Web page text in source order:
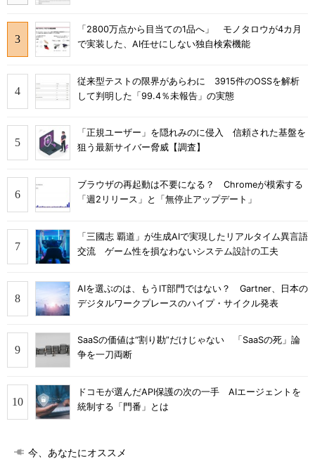
「2800万点から目当ての1品へ」 モノタロウが4カ月
で実装した、AI任せにしない独自検索機能
従来型テストの限界があらわに 3915件のOSSを解析
して判明した「99.4％未報告」の実態
「正規ユーザー」を隠れみのに侵入 信頼された基盤を
狙う最新サイバー脅威【調査】
ブラウザの再起動は不要になる？ Chromeが模索する
「週2リリース」と「無停止アップデート」
「三國志 覇道」が生成AIで実現したリアルタイム異言語
交流 ゲーム性を損なわないシステム設計の工夫
AIを選ぶのは、もうIT部門ではない？ Gartner、日本の
デジタルワークプレースのハイプ・サイクル発表
SaaSの価値は“割り勘”だけじゃない 「SaaSの死」論
争を一刀両断
ドコモが選んだAPI保護の次の一手 AIエージェントを
統制する「門番」とは
今、あなたにオススメ